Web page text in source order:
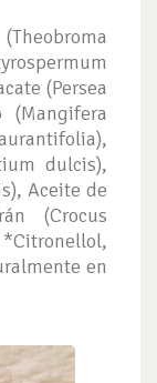
(Persea
(Mangifera
dulcis),
Aceite de
(Crocus
en